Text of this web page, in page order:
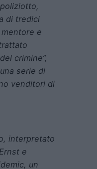
di tredici
e
crimine”,
serie di
venditori di
interpretato
e
un